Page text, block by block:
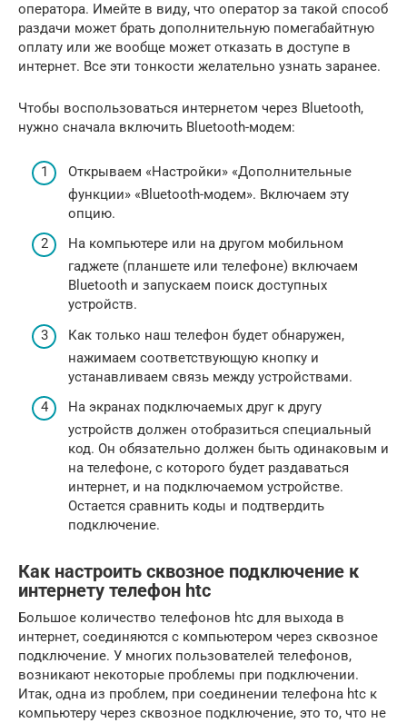
оператора. Имейте в виду, что оператор за такой способ
раздачи может брать дополнительную помегабайтную
оплату или же вообще может отказать в доступе в
интернет. Все эти тонкости желательно узнать заранее.
Чтобы воспользоваться интернетом через Bluetooth,
нужно сначала включить Bluetooth-модем:
Открываем «Настройки» «Дополнительные
функции» «Bluetooth-модем». Включаем эту
опцию.
На компьютере или на другом мобильном
гаджете (планшете или телефоне) включаем
Bluetooth и запускаем поиск доступных
устройств.
Как только наш телефон будет обнаружен,
нажимаем соответствующую кнопку и
устанавливаем связь между устройствами.
На экранах подключаемых друг к другу
устройств должен отобразиться специальный
код. Он обязательно должен быть одинаковым и
на телефоне, с которого будет раздаваться
интернет, и на подключаемом устройстве.
Остается сравнить коды и подтвердить
подключение.
Как настроить сквозное подключение к
интернету телефон htc
Большое количество телефонов htc для выхода в
интернет, соединяются с компьютером через сквозное
подключение. У многих пользователей телефонов,
возникают некоторые проблемы при подключении.
Итак, одна из проблем, при соединении телефона htc к
компьютеру через сквозное подключение, это то, что не